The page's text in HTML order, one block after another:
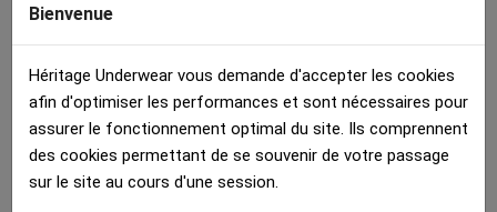
FRAISES Rouge Vert
40.00 € 40.00 € 40.00 €
Détails :
Bienvenue
Héritage Underwear vous demande d'accepter les cookies
afin d'optimiser les performances et sont nécessaires pour
assurer le fonctionnement optimal du site. Ils comprennent
des cookies permettant de se souvenir de votre passage
sur le site au cours d'une session.